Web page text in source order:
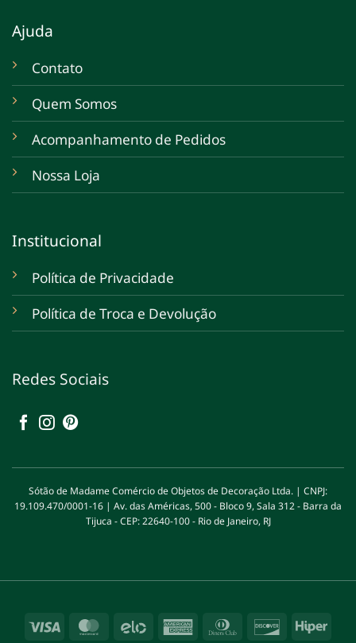
Ajuda
Contato
Quem Somos
Acompanhamento de Pedidos
Nossa Loja
Institucional
Política de Privacidade
Política de Troca e Devolução
Redes Sociais
Sótão de Madame Comércio de Objetos de Decoração Ltda. | CNPJ:
19.109.470/0001-16 | Av. das Américas, 500 - Bloco 9, Sala 312 - Barra da
Tijuca - CEP: 22640-100 - Rio de Janeiro, RJ
Visa MasterCard
Elo
AmericanDinners
Discover